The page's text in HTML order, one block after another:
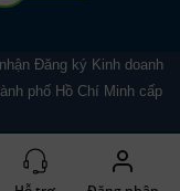
Đăng ký Kinh doanh
phố Hồ Chí Minh cấp